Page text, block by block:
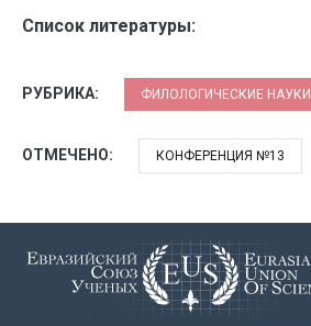
Список литературы:
РУБРИКА: ФИЛОЛОГИЧЕСКИЕ НАУКИ
ОТМЕЧЕНО: КОНФЕРЕНЦИЯ №13